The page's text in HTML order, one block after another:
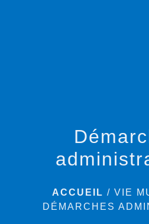
ACCUEIL / VIE
DÉMARCHES